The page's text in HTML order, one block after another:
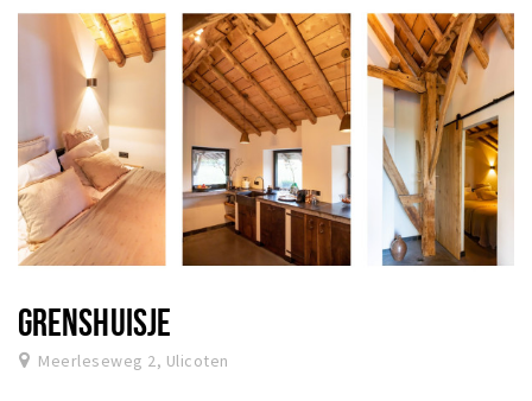
GRENSHUISJE
Meerleseweg 2, Ulicoten